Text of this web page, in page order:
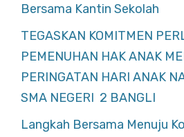
Bersama Kantin Sekolah
TEGASKAN KOMITMEN
PEMENUHAN HAK ANAK
PERINGATAN HARI ANAK
SMA NEGERI 2 BANGLI
Langkah Bersama Menuju